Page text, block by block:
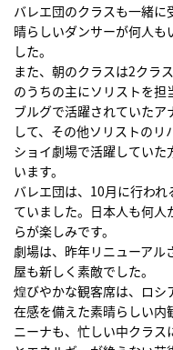
バレエ団のクラスも一緒
晴らしいダンサーが何人も
した。
また、朝のクラスは2クラ
のうちの主にソリストを
ブルグで活躍されていたア
して、その他ソリストの
ショイ劇場で活躍していた
います。
バレエ団は、10月に行わ
ていました。日本人も何
らが楽しみです。
劇場は、昨年リニューアル
屋も新しく素敵でした。
煌びやかな観客席は、ロ
在感を備えた素晴らしい内
ニーナも、忙しい中クラ